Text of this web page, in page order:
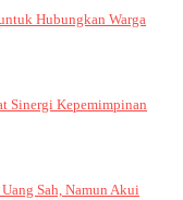
Hubungkan Warga
Sinergi Kepemimpinan
Sah, Namun Akui